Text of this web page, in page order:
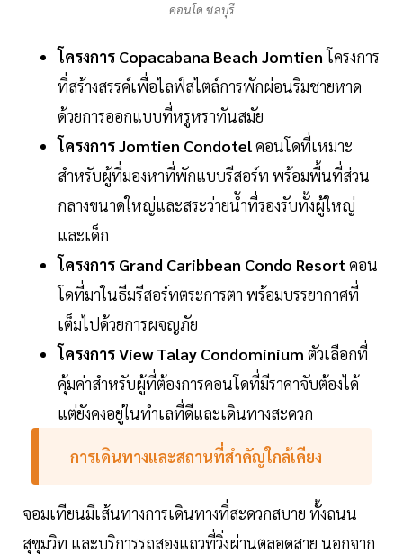
คอนโด ชลบุรี
โครงการ Copacabana Beach Jomtienโครงการ
ที่สร้างสรรค์เพื่อไลฟ์สไตล์การพักผ่อนริมชายหาด
ด้วยการออกแบบที่หรูหราทันสมัย
โครงการ Jomtien Condotelคอนโดที่เหมาะ
สำหรับผู้ที่มองหาที่พักแบบรีสอร์ท พร้อมพื้นที่ส่วน
กลางขนาดใหญ่และสระว่ายน้ำที่รองรับทั้งผู้ใหญ่
และเด็ก
โครงการ Grand Caribbean Condo Resortคอน
โดที่มาในธีมรีสอร์ทตระการตา พร้อมบรรยากาศที่
เต็มไปด้วยการผจญภัย
โครงการ View Talay Condominium ตัวเลือกที่
คุ้มค่าสำหรับผู้ที่ต้องการคอนโดที่มีราคาจับต้องได้
แต่ยังคงอยู่ในทำเลที่ดีและเดินทางสะดวก
การเดินทางและสถานที่สำคัญใกล้เคียง
จอมเทียนมีเส้นทางการเดินทางที่สะดวกสบาย ทั้งถนน
สุขุมวิท และบริการรถสองแถวที่วิ่งผ่านตลอดสาย นอกจาก